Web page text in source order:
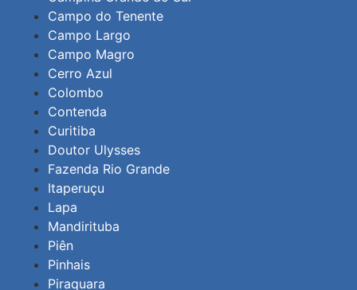
Campo do Tenente
Campo Largo
Campo Magro
Cerro Azul
Colombo
Contenda
Curitiba
Doutor Ulysses
Fazenda Rio Grande
Itaperuçu
Lapa
Mandirituba
Piên
Pinhais
Piraquara